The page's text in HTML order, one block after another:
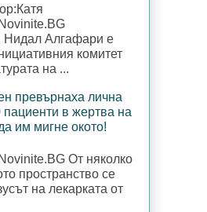
Нидал Алгафари е
комитет
на ...
превърнаха лична
пациенти в жертва на
им мигне окото!
От няколко
пространство се
на лекарката от